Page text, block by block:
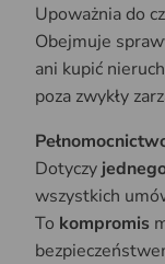
Upoważnia do
Obejmuje
ani kupić
poza zwykły
Dotyczy
wszystkich
To kompromis